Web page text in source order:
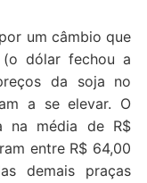
um câmbio que
(o dólar fechou a
da soja no
a se elevar. O
na média de R$
entre R$ 64,00
demais praças